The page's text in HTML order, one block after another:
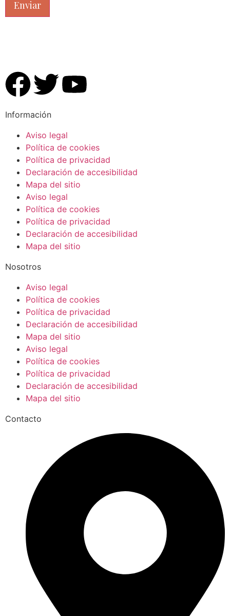
Información
Aviso legal
Política de cookies
Política de privacidad
Declaración de accesibilidad
Mapa del sitio
Aviso legal
Política de cookies
Política de privacidad
Declaración de accesibilidad
Mapa del sitio
Nosotros
Aviso legal
Política de cookies
Política de privacidad
Declaración de accesibilidad
Mapa del sitio
Aviso legal
Política de cookies
Política de privacidad
Declaración de accesibilidad
Mapa del sitio
Contacto